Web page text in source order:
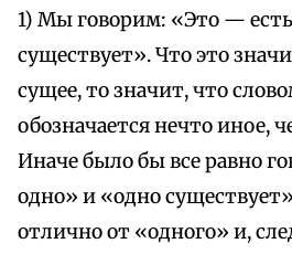
1) Мы говорим: «Это —
существует». Что это
сущее, то значит, что
обозначается нечто иное,
Иначе было бы все равно
одно» и «одно
отлично от «одного» и,